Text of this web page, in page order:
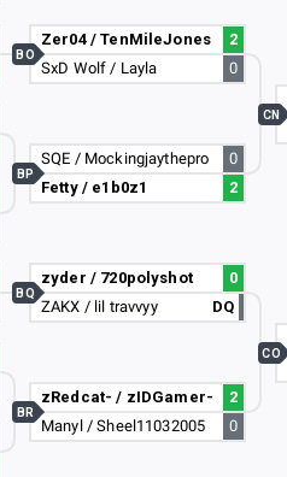
Zer04 / TenMileJones
2
SxD Wolf / Layla
0
BO
SQE / Mockingjaythepro
0
Fetty / e1b0z1
2
BP
zyder / 720polyshot
0
ZAKX / lil travvyy
DQ
BQ
zRedcat- / zIDGamer-
2
Manyl / Sheel11032005
0
BR
CN
CO